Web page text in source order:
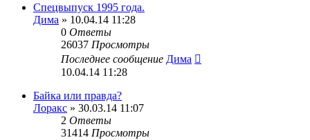
Спецвыпуск 1995 года.
Дима » 10.04.14 11:28
0 Ответы
26037 Просмотры
Последнее сообщение Дима
10.04.14 11:28
Байка или правда?
Лоракс » 30.03.14 11:07
2 Ответы
31414 Просмотры